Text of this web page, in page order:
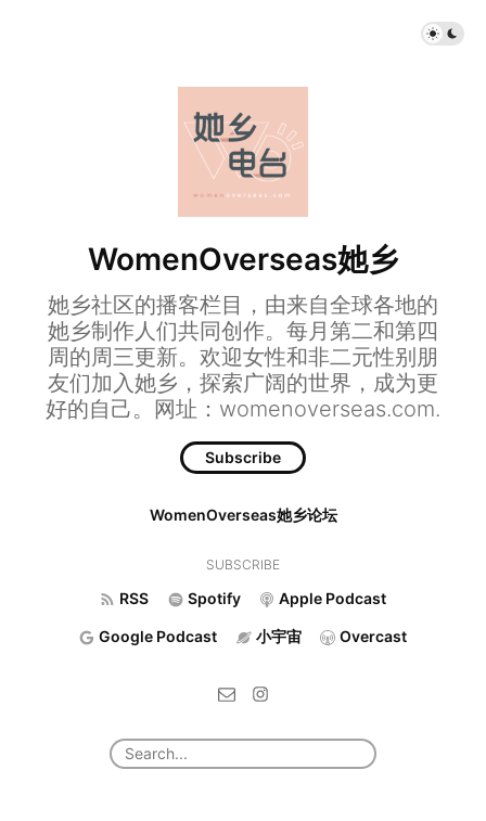
WomenOverseas她乡
她乡社区的播客栏目，由来自全球各地的
她乡制作人们共同创作。每月第二和第四
周的周三更新。欢迎女性和非二元性别朋
友们加入她乡，探索广阔的世界，成为更
好的自己。网址：womenoverseas.com.
Subscribe
WomenOverseas她乡论坛
SUBSCRIBE
RSS Spotify Apple Podcast
Google Podcast 小宇宙 Overcast